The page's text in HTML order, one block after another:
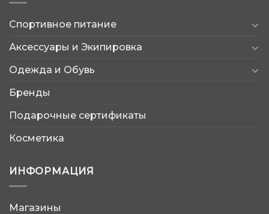
Спортивное питание
Аксессуары и Экипировка
Одежда и Обувь
Бренды
Подарочные сертификаты
Косметика
ИНФОРМАЦИЯ
Магазины